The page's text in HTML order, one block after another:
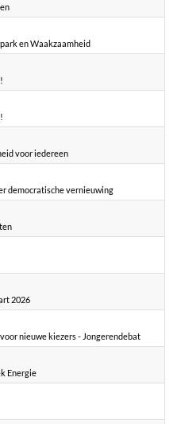
en Waakzaamheid
voor iedereen
democratische vernieuwing
2026
nieuwe kiezers - Jongerendebat
Energie